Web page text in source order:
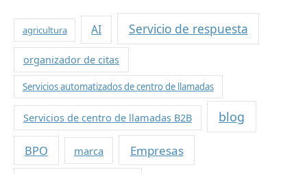
agricultura AI Servicio de respuesta
organizador de citas
Servicios automatizados de centro de llamadas
Servicios de centro de llamadas B2B blog
BPO marca Empresas